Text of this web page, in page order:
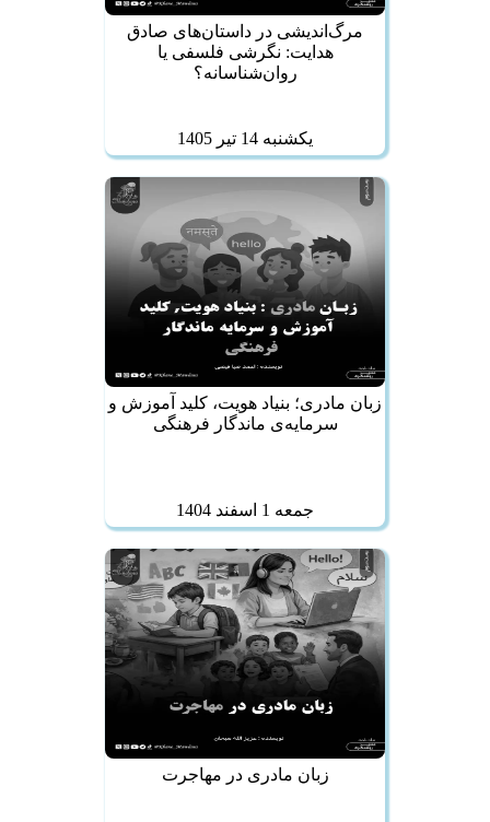
مرگ‌اندیشی در داستان‌های صادق
هدایت: نگرشی فلسفی یا
روان‌شناسانه؟
يكشنبه 14 تير 1405
زبان مادری؛ بنیاد هویت، کلید آموزش و
سرمایه‌ی ماندگار فرهنگی
جمعه 1 اسفند 1404
زبان مادری در مهاجرت